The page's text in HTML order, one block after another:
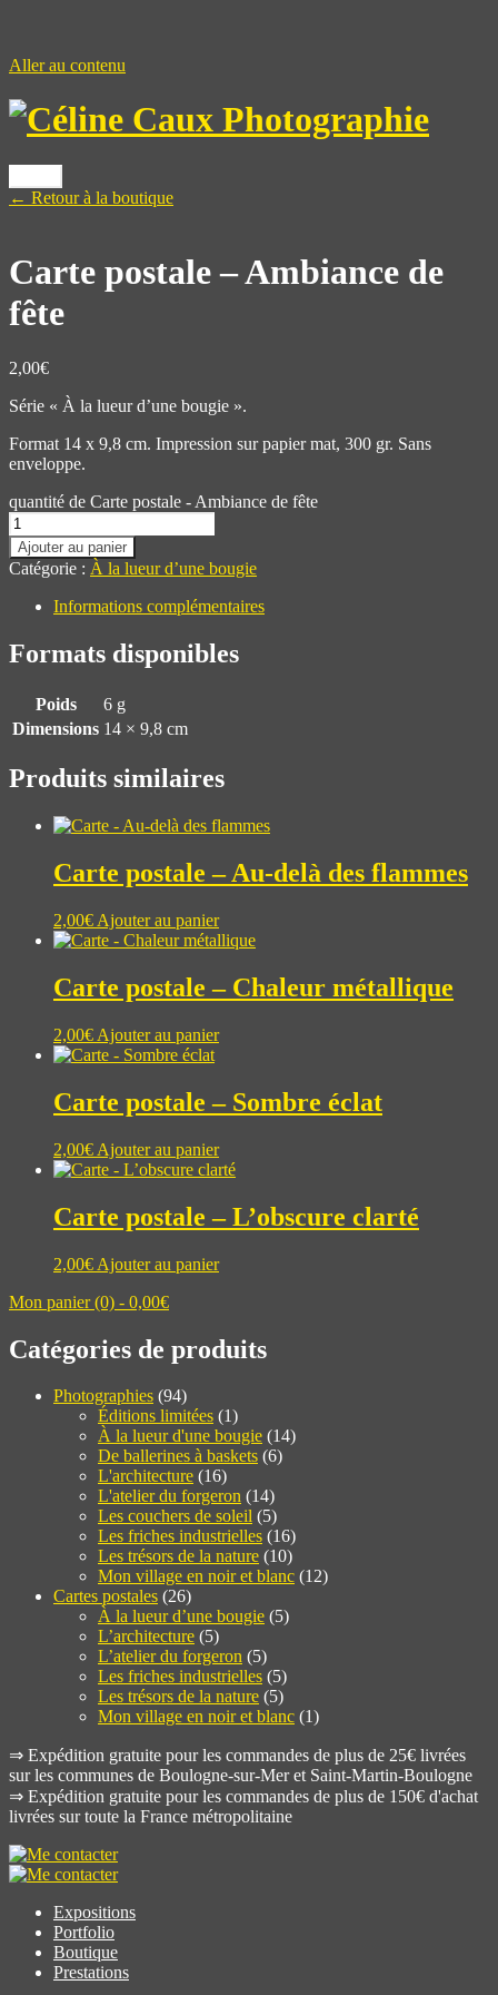
Aller au contenu
← Retour à la boutique
Carte postale – Ambiance de
fête
2,00€
Série « À la lueur d’une bougie ».
Format 14 x 9,8 cm. Impression sur papier mat, 300 gr. Sans
enveloppe.
quantité de Carte postale - Ambiance de fête
Ajouter au panier
Catégorie : À la lueur d’une bougie
Informations complémentaires
Formats disponibles
Poids
6 g
Dimensions 14 × 9,8 cm
Produits similaires
Carte postale – Au-delà des flammes
2,00€ Ajouter au panier
Carte postale – Chaleur métallique
2,00€ Ajouter au panier
Carte postale – Sombre éclat
2,00€ Ajouter au panier
Carte postale – L’obscure clarté
2,00€ Ajouter au panier
Mon panier (0) - 0,00€
Catégories de produits
Photographies (94)
Éditions limitées (1)
À la lueur d'une bougie (14)
De ballerines à baskets (6)
L'architecture (16)
L'atelier du forgeron (14)
Les couchers de soleil (5)
Les friches industrielles (16)
Les trésors de la nature (10)
Mon village en noir et blanc (12)
Cartes postales (26)
À la lueur d’une bougie (5)
L’architecture (5)
L’atelier du forgeron (5)
Les friches industrielles (5)
Les trésors de la nature (5)
Mon village en noir et blanc (1)
⇒ Expédition gratuite pour les commandes de plus de 25€ livrées
sur les communes de Boulogne-sur-Mer et Saint-Martin-Boulogne
⇒ Expédition gratuite pour les commandes de plus de 150€ d'achat
livrées sur toute la France métropolitaine
Expositions
Portfolio
Boutique
Prestations